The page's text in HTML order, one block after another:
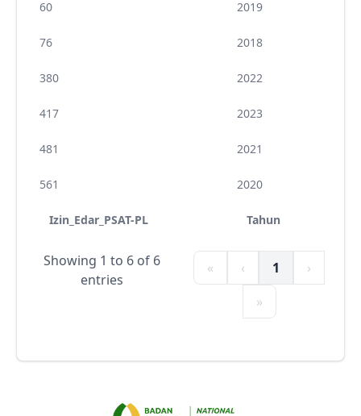
60 2019
76 2018
380 2022
417 2023
481 2021
561 2020
Izin_Edar_PSAT-PL Tahun
Showing 1 to 6 of 6
entries
« ‹ 1
›
»